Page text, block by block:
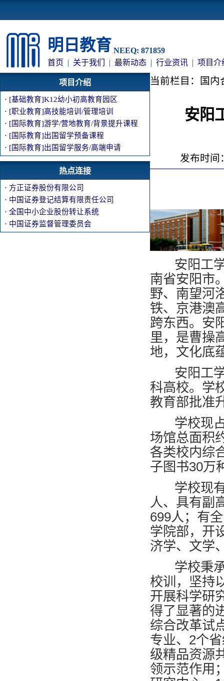
明日教育 NEEQ: 871859
首页 | 关于我们 | 最新动态 | 行业资讯 | 项目介
项目介绍
· [基础教育]K12幼小初高教育园区
· [职业教育]高技能培训/管理培训
· [国际教育]游学/营地教育/背景提升课程
· [国际教育]出国留学预备课程
· [国际教育]出国留学服务/高端申请
热点连接
· 方正证券股份有限公司
· 中国证券登记结算有限责任公司
· 全国中小企业股份转让系统
· 中国证券监督管理委员会
当前栏目：国内
安阳
发布时间
安阳工学
南省安阳市
野、南望河
铁、京港澳
跨东西。安
里，是曹操
地，文化底
安阳工学
科高校。学
教育部批准
学校现占
场馆总面积
各类校内综
子图书30万
学校现有
人、具有副
699人；有
学院部，开
济学、文学
学校秉承“
校训，坚持
开展科学研
得了显著的
综合改革试
专业、2个
级精品资源
领示范作用